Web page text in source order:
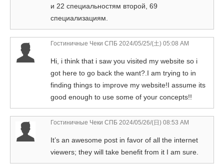
и 22 специальностям второй, 69
специализациям.
Гостиничные Чеки СПБ 2024/05/25/(土) 05:08 AM
Hi, i think that i saw you visited my website so i
got here to go back the want?.I am trying to in
finding things to improve my website!I assume its
good enough to use some of your concepts!!
Гостиничные Чеки СПБ 2024/05/26/(日) 08:53 AM
It’s an awesome post in favor of all the internet
viewers; they will take benefit from it I am sure.